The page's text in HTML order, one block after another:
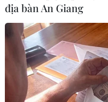
địa bàn An Giang